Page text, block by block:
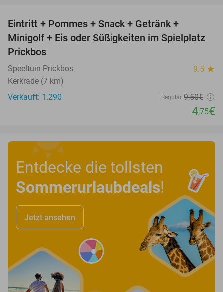
Eintritt + Pommes + Snack + Getränk +
Minigolf + Eis oder Süßigkeiten im Spielplatz
Prickbos
Speeltuin Prickbos 9.5 star
Kerkrade (7 km)
Verkauft: 1.290
Regulär 9,50€
4,75€
Entdecke die tollsten
Sommerurlaubdeals!
Jetzt ansehen